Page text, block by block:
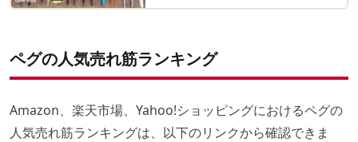
ペグの人気売れ筋ランキング
Amazon、楽天市場、Yahoo!ショッピングにおけるペグの
人気売れ筋ランキングは、以下のリンクから確認できま